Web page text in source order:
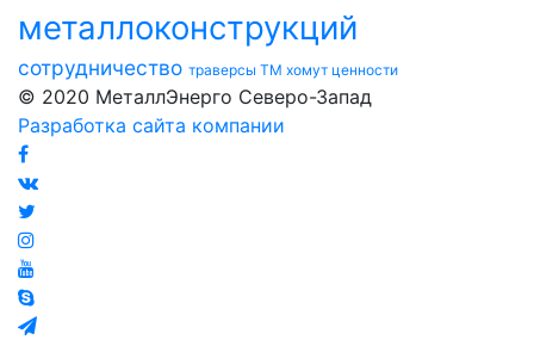
металлоконструкций
сотрудничество траверсы ТМ хомут ценности
© 2020 МеталлЭнерго Северо-Запад
Разработка сайта компании